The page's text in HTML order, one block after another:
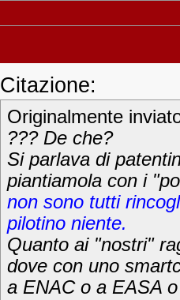
Citazione:
Originalmente
??? De che?
Si parlava di
piantiamola con i
non sono tutti
pilotino niente.
Quanto ai "nostri"
dove con uno
a ENAC o a EASA